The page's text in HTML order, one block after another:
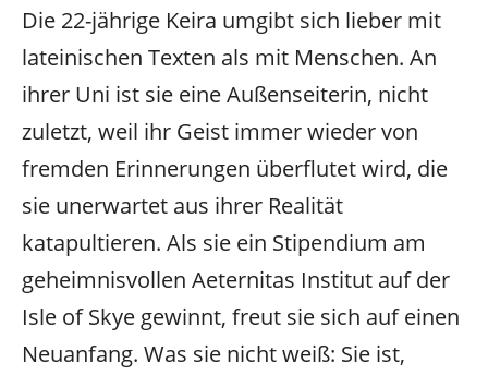
Die 22-jährige Keira umgibt sich lieber mit
lateinischen Texten als mit Menschen. An
ihrer Uni ist sie eine Außenseiterin, nicht
zuletzt, weil ihr Geist immer wieder von
fremden Erinnerungen überflutet wird, die
sie unerwartet aus ihrer Realität
katapultieren. Als sie ein Stipendium am
geheimnisvollen Aeternitas Institut auf der
Isle of Skye gewinnt, freut sie sich auf einen
Neuanfang. Was sie nicht weiß: Sie ist,